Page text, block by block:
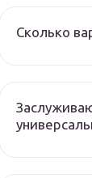
Сколько